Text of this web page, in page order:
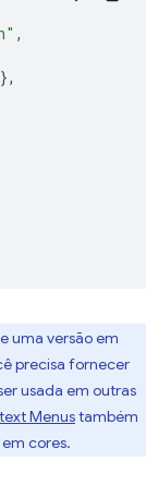
,
},
uma versão em
precisa fornecer
usada em outras
Menustambém
cores.